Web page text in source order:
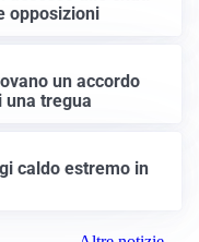
opposizioni
un accordo
una tregua
caldo estremo in